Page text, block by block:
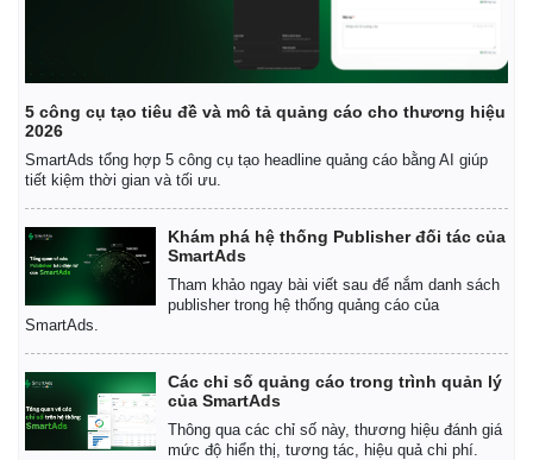
Cuộc sống đó đây
Hồ sơ
Multimedia
Video
Ảnh
E-Magazine
5 công cụ tạo tiêu đề và mô tả quảng cáo cho thương hiệu
2026
SmartAds tổng hợp 5 công cụ tạo headline quảng cáo bằng AI giúp
tiết kiệm thời gian và tối ưu.
Khám phá hệ thống Publisher đối tác của
SmartAds
Tham khảo ngay bài viết sau để nắm danh sách
publisher trong hệ thống quảng cáo của
SmartAds.
Các chỉ số quảng cáo trong trình quản lý
của SmartAds
Thông qua các chỉ số này, thương hiệu đánh giá
mức độ hiển thị, tương tác, hiệu quả chi phí.